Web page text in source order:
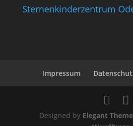
Sternenkinderzentrum
Impressum
Designed by Elegant